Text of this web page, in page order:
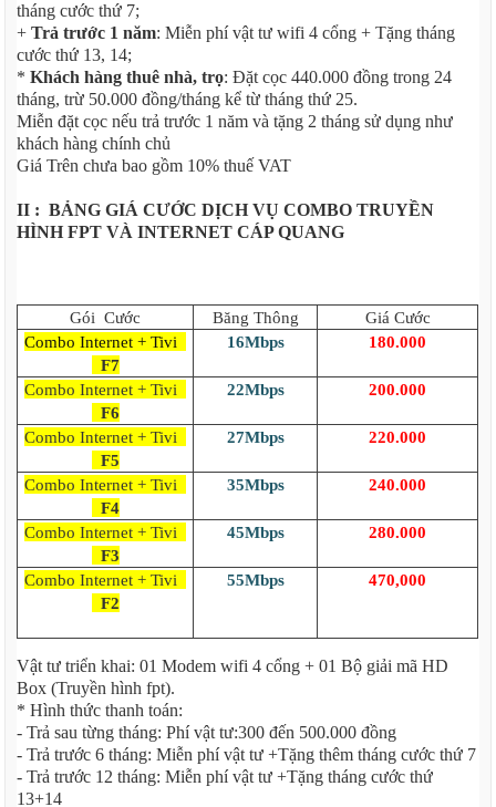
tháng cước thứ 7;
+Trả trước 1 năm: Miễn phí vật tư wifi 4 cổng + Tặng tháng
cước thứ 13, 14;
*Khách hàng thuê nhà, trọ: Đặt cọc 440.000 đồng trong 24
tháng, trừ 50.000 đồng/tháng kể từ tháng thứ 25.
Miễn đặt cọc nếu trả trước 1 năm và tặng 2 tháng sử dụng như
khách hàng chính chủ
Giá Trên chưa bao gồm 10% thuế VAT
II : BẢNG GIÁ CƯỚC DỊCH VỤ COMBO TRUYỀN
HÌNH FPT VÀ INTERNET CÁP QUANG
Gói Cước Băng Thông
Giá Cước
Combo Internet + Tivi
F7
16Mbps 180.000
Combo Internet + Tivi
F6
22Mbps 200.000
Combo Internet + Tivi
F5
27Mbps 220.000
Combo Internet + Tivi
F4
35Mbps 240.000
Combo Internet + Tivi
F3
45Mbps 280.000
Combo Internet + Tivi
F2
55Mbps 470,000
Vật tư triển khai: 01 Modem wifi 4 cổng + 01 Bộ giải mã HD
Box (Truyền hình fpt).
* Hình thức thanh toán:
- Trả sau từng tháng: Phí vật tư:300 đến 500.000 đồng
- Trả trước 6 tháng: Miễn phí vật tư +Tặng thêm tháng cước thứ 7
- Trả trước 12 tháng: Miễn phí vật tư +Tặng tháng cước thứ
13+14